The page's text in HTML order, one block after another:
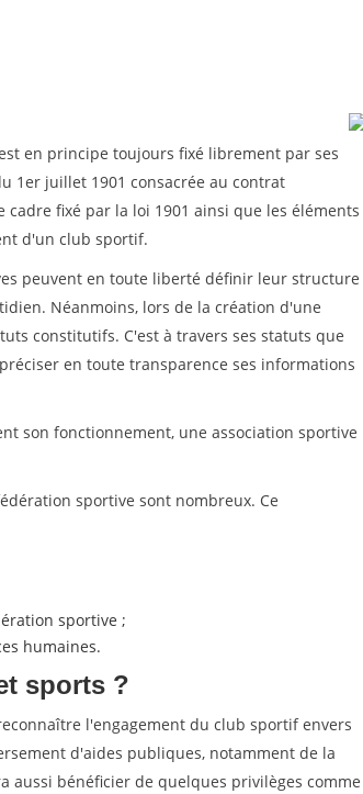
en principe toujours fixé librement par ses
1er juillet 1901 consacrée au contrat
fixé par la loi 1901 ainsi que les éléments
d'un club sportif.
peuvent en toute liberté définir leur structure
Néanmoins, lors de la création d'une
constitutifs. C'est à travers ses statuts que
en toute transparence ses informations
son fonctionnement, une association sportive
sportive sont nombreux. Ce
sportive ;
humaines.
sports ?
l'engagement du club sportif envers
d'aides publiques, notamment de la
aussi bénéficier de quelques privilèges comme